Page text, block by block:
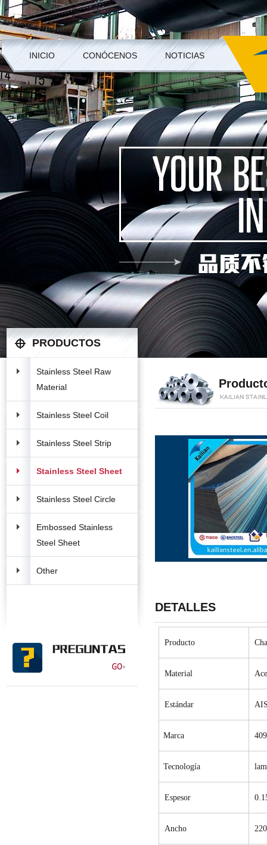
INICIO CONÓCENOS NOTICIAS
PRODUCTOS
Stainless Steel Raw
Material
Stainless Steel Coil
Stainless Steel Strip
Stainless Steel Sheet
Stainless Steel Circle
Embossed Stainless
Steel Sheet
Other
DETALLES
Producto
Material
Estándar
Marca
Tecnología
Espesor 0.1
Ancho 220